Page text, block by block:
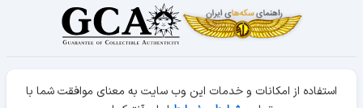
استفاده از امکانات و خدمات این وب سایت به معنای موافقت شما با